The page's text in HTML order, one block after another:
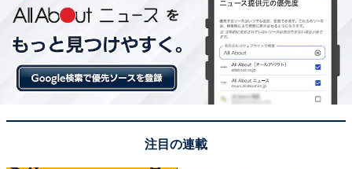
122m/sc RA18DA 無段階風速調整機能付き 蓄電池・充電
器別売り 充電式 エアブローガン エアダスターガン
注目の連載